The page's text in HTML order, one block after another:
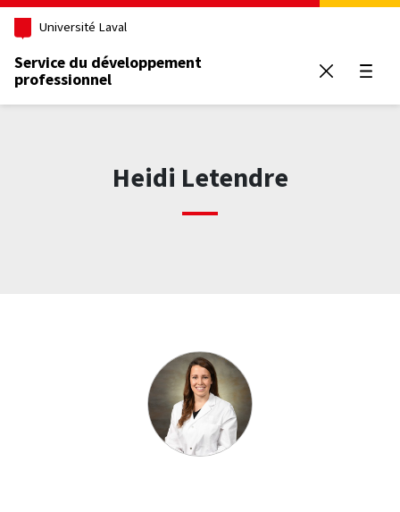
Aller au contenu principal
Université Laval
Service du développement
professionnel
Heidi Letendre